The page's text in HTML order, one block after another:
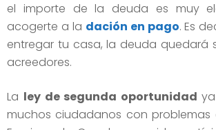
el importe de la deuda es muy
acogerte a la dación en pago. Es
entregar tu casa, la deuda quedará
acreedores.
La ley de segunda oportunidad
muchos ciudadanos con problemas